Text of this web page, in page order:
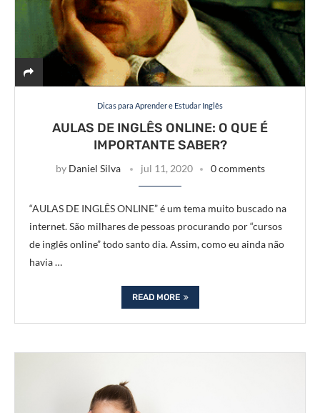
Dicas para Aprender e Estudar Inglês
AULAS DE INGLÊS ONLINE: O QUE É
IMPORTANTE SABER?
by Daniel Silva jul 11, 2020 0 comments
“AULAS DE INGLÊS ONLINE” é um tema muito buscado na
internet. São milhares de pessoas procurando por “cursos
de inglês online” todo santo dia. Assim, como eu ainda não
havia …
READ MORE